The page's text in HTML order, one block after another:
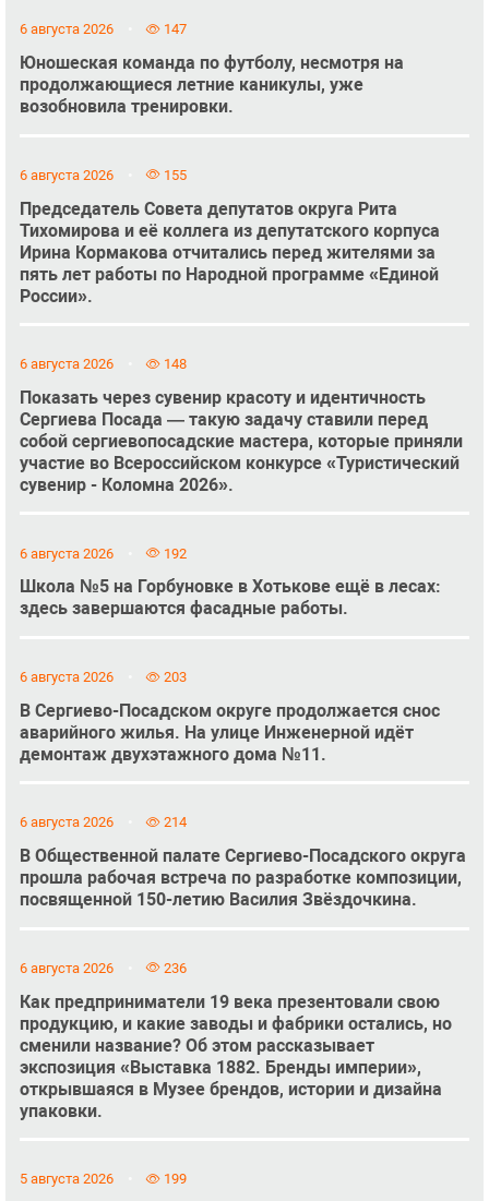
6 августа 2026 147
Юношеская команда по футболу, несмотря на
продолжающиеся летние каникулы, уже
возобновила тренировки.
6 августа 2026 155
Председатель Совета депутатов округа Рита
Тихомирова и её коллега из депутатского корпуса
Ирина Кормакова отчитались перед жителями за
пять лет работы по Народной программе «Единой
России».
6 августа 2026 148
Показать через сувенир красоту и идентичность
Сергиева Посада — такую задачу ставили перед
собой сергиевопосадские мастера, которые приняли
участие во Всероссийском конкурсе «Туристический
сувенир - Коломна 2026».
6 августа 2026 192
Школа №5 на Горбуновке в Хотькове ещё в лесах:
здесь завершаются фасадные работы.
6 августа 2026 203
В Сергиево-Посадском округе продолжается снос
аварийного жилья. На улице Инженерной идёт
демонтаж двухэтажного дома №11.
6 августа 2026 214
В Общественной палате Сергиево-Посадского округа
прошла рабочая встреча по разработке композиции,
посвященной 150-летию Василия Звёздочкина.
6 августа 2026 236
Как предприниматели 19 века презентовали свою
продукцию, и какие заводы и фабрики остались, но
сменили название? Об этом рассказывает
экспозиция «Выставка 1882. Бренды империи»,
открывшаяся в Музее брендов, истории и дизайна
упаковки.
5 августа 2026 199